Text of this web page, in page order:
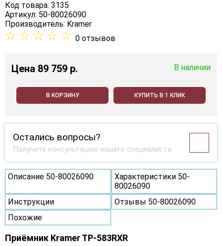
Код товара: 3135
Артикул: 50-80026090
Производитель: Kramer
☆ ☆ ☆ ☆ ☆ 0 отзывов
Цена 89 759 p. В наличии
В КОРЗИНУ КУПИТЬ В 1 КЛИК
Остались вопросы?
Получите консультацию нашего специалиста
Описание 50-80026090
Характеристики 50-
80026090
Инструкции
Отзывы 50-80026090
Похожие
Приёмник Kramer TP-583RXR